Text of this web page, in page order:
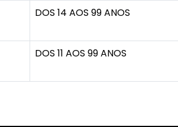
DOS 14 AOS 99 ANOS
DOS 11 AOS 99 ANOS